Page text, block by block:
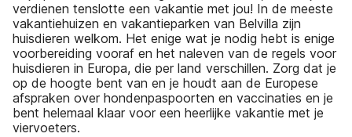
verdienen tenslotte een vakantie met jou! In de meeste
vakantiehuizen en vakantieparken van Belvilla zijn
huisdieren welkom. Het enige wat je nodig hebt is enige
voorbereiding vooraf en het naleven van de regels voor
huisdieren in Europa, die per land verschillen. Zorg dat je
op de hoogte bent van en je houdt aan de Europese
afspraken over hondenpaspoorten en vaccinaties en je
bent helemaal klaar voor een heerlijke vakantie met je
viervoeters.